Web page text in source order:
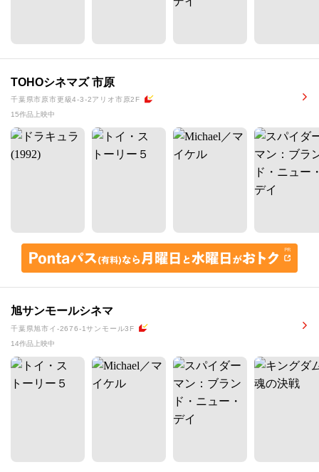
TOHOシネマズ 市原
千葉県市原市更級4-3-2アリオ市原2F
15作品上映中
旭サンモールシネマ
千葉県旭市イ-2676-1サンモール3F
14作品上映中